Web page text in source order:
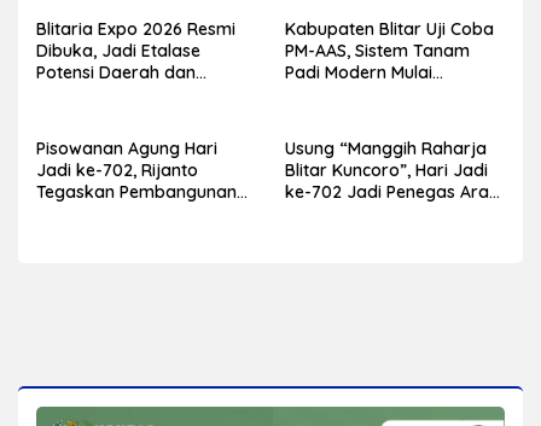
Blitaria Expo 2026 Resmi
Dibuka, Jadi Etalase
Potensi Daerah dan
Kabupaten Blitar Uji Coba
PM-AAS, Sistem Tanam
Padi Modern Mulai
Pisowanan Agung Hari
Jadi ke-702, Rijanto
Tegaskan Pembangunan
Usung “Manggih Raharja
Blitar Kuncoro”, Hari Jadi
ke-702 Jadi Penegas Arah